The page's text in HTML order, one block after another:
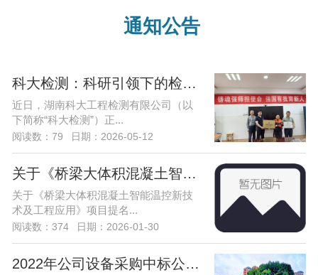
通知公告
科大检测：科研引领下的检测——湖南科
近日，湖南科大工程检测有限公司（以
下简称“科大检测”）正...
阅读数：79 日期：2026-05-12
关于《桥梁大体积混凝土智能温控新技术
关于《桥梁大体积混凝土智能温控新技
术及工程应用》项目提名...
阅读数：374 日期：2026-01-30
2022年公司设备采购中标公告（项目编号：